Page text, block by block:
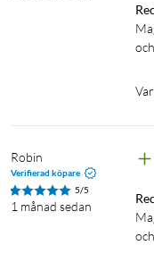
Robin
Verifierad köpare
5/5
1 månad sedan